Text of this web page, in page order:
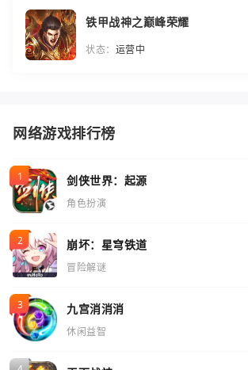
铁甲战神之巅峰荣耀
状态： 运营中
网络游戏排行榜
剑侠世界：起源
角色扮演
崩坏：星穹铁道
冒险解谜
九宫消消消
休闲益智